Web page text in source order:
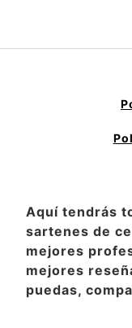
Aquí tendrás
sartenes de
mejores
mejores
puedas,